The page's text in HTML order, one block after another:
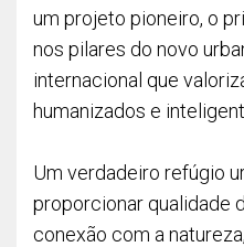
um projeto pioneiro, o
nos pilares do novo
internacional que
humanizados e
Um verdadeiro refúgio
proporcionar qualidade
conexão com a